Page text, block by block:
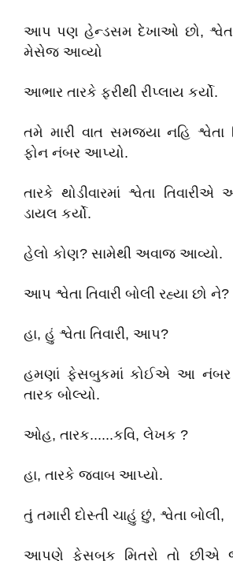
આપ પણ હેન્ડસમ દેખાઓ છો, શ્વેતા
મેસેજ આવ્યો
આભાર તારકે ફરીથી રીપ્લાય કર્યો.
તમે મારી વાત સમજ્યા નહિ શ્વેતા
ફોન નંબર આપ્યો.
તારકે થોડીવારમાં શ્વેતા
ડાયલ કર્યો.
હેલો કોણ? સામેથી અવાજ આવ્યો.
આપ શ્વેતા તિવારી બોલી રહ્યા છો
હા, હું શ્વેતા તિવારી, આપ?
હમણાં ફેસબુકમાં કોઈએ આ નંબર
તારક બોલ્યો.
ઓહ, તારક......કવિ, લેખક ?
હા, તારકે જવાબ આપ્યો.
તું તમારી દોસ્તી ચાહું છું, શ્વેતા બોલી,
આપણે ફેસબુક મિત્રો તો છીએ